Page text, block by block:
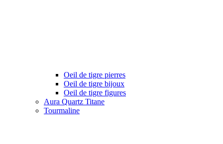
Oeil de tigre pierres
Oeil de tigre bijoux
Oeil de tigre figures
Aura Quartz Titane
Tourmaline